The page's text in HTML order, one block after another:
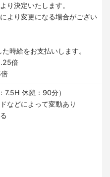
り決定いたします。
より変更になる場合がござい
時給をお支払いします。
倍
休憩：90分）
などによって変動あり